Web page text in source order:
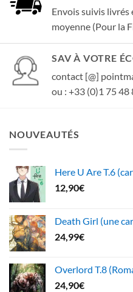
Envois suivis livrés
moyenne (Pour la
SAV À VOTRE
contact [@]
ou : +33 (0)1 75 48
NOUVEAUTÉS
Here U Are T.6
12,90€
Death Girl (une
24,99€
Overlord T.8
24,90€